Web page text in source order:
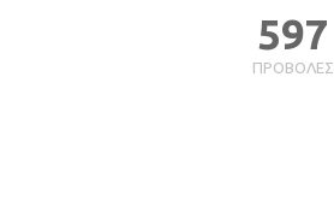
ΠΡΟΒΟΛΈΣ
597